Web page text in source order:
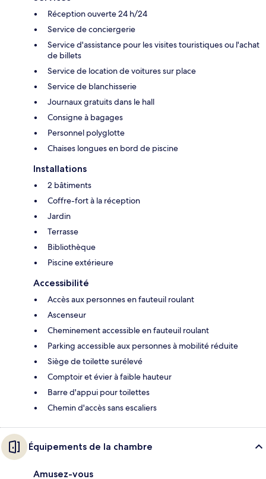
Réception ouverte 24 h/24
Service de conciergerie
Service d'assistance pour les visites touristiques ou l'achat
de billets
Service de location de voitures sur place
Service de blanchisserie
Journaux gratuits dans le hall
Consigne à bagages
Personnel polyglotte
Chaises longues en bord de piscine
Installations
2 bâtiments
Coffre-fort à la réception
Jardin
Terrasse
Bibliothèque
Piscine extérieure
Accessibilité
Accès aux personnes en fauteuil roulant
Ascenseur
Cheminement accessible en fauteuil roulant
Parking accessible aux personnes à mobilité réduite
Siège de toilette surélevé
Comptoir et évier à faible hauteur
Barre d'appui pour toilettes
Chemin d'accès sans escaliers
Équipements de la chambre
Amusez-vous